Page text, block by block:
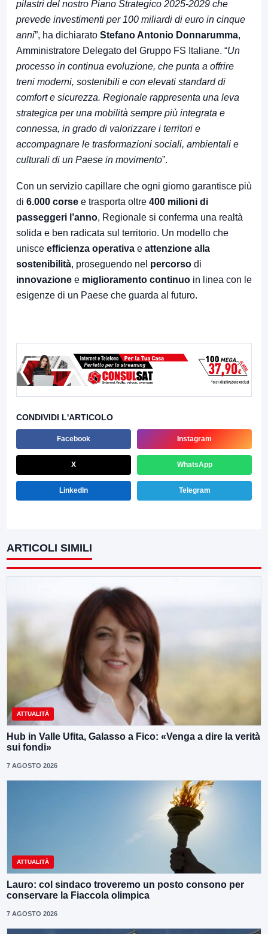
pilastri del nostro Piano Strategico 2025-2029 che
prevede investimenti per 100 miliardi di euro in cinque
anni”, ha dichiarato Stefano Antonio Donnarumma,
Amministratore Delegato del Gruppo FS Italiane. “Un
processo in continua evoluzione, che punta a offrire
treni moderni, sostenibili e con elevati standard di
comfort e sicurezza. Regionale rappresenta una leva
strategica per una mobilità sempre più integrata e
connessa, in grado di valorizzare i territori e
accompagnare le trasformazioni sociali, ambientali e
culturali di un Paese in movimento”.
Con un servizio capillare che ogni giorno garantisce più
di 6.000 corse e trasporta oltre 400 milioni di
passeggeri l’anno, Regionale si conferma una realtà
solida e ben radicata sul territorio. Un modello che
unisce efficienza operativa e attenzione alla
sostenibilità, proseguendo nel percorso di
innovazione e miglioramento continuo in linea con le
esigenze di un Paese che guarda al futuro.
CONDIVIDI L'ARTICOLO
Facebook Instagram
X WhatsApp
LinkedIn Telegram
ARTICOLI SIMILI
ATTUALITÀ
Hub in Valle Ufita, Galasso a Fico: «Venga a dire la verità
sui fondi»
7 AGOSTO 2026
ATTUALITÀ
Lauro: col sindaco troveremo un posto consono per
conservare la Fiaccola olimpica
7 AGOSTO 2026